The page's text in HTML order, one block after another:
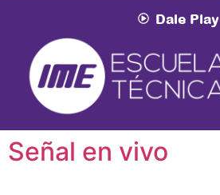
Dale Play
Señal en vivo